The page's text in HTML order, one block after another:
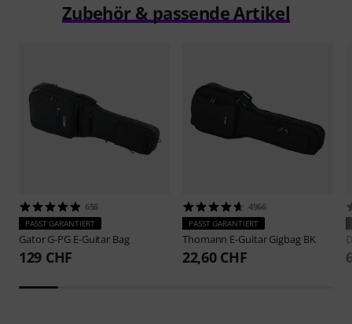
Zubehör & passende Artikel
656
PASST GARANTIERT
GatorG-PG E-Guitar Bag
129 CHF
4966
PASST GARANTIERT
Thomann E-Guitar Gigbag BK
22,60 CHF